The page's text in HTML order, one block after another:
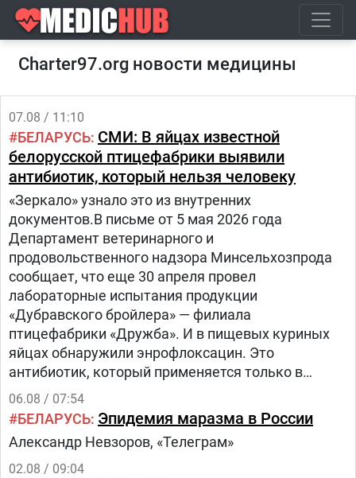
Charter97.org новости медицины
07.08 / 11:10
БЕЛАРУСЬ СМИ: В яйцах известной
белорусской птицефабрики выявили
антибиотик, который нельзя человеку
«Зеркало» узнало это из внутренних
документов.В письме от 5 мая 2026 года
Департамент ветеринарного и
продовольственного надзора Минсельхозпрода
сообщает, что еще 30 апреля провел
лабораторные испытания продукции
«Дубравского бройлера» — филиала
птицефабрики «Дружба». И в пищевых куриных
яйцах обнаружили энрофлоксацин. Это
антибиотик, который применяется только в
ветеринарии для лечения сельскохозяйственных,
домашних животных и птиц.
06.08 / 07:54
БЕЛАРУСЬ Эпидемия маразма в России
Александр Невзоров, «Телеграм»
02.08 / 09:04